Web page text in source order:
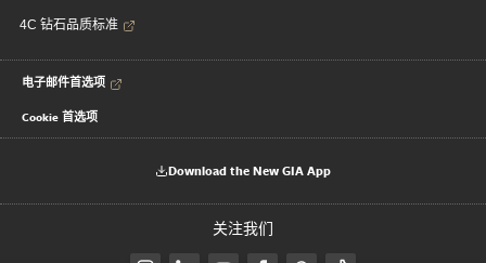
4C 钻石品质标准
电子邮件首选项
Cookie 首选项
Download the New GIA App
关注我们